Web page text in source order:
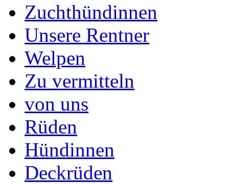
Zuchthündinnen
Unsere Rentner
Welpen
Zu vermitteln
von uns
Rüden
Hündinnen
Deckrüden